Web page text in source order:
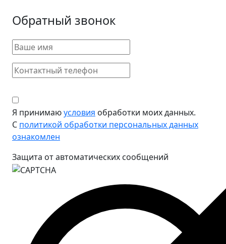
Обратный звонок
Я принимаюусловия обработки моих данных.
С политикой обработки персональных данных
ознакомлен
Защита от автоматических сообщений